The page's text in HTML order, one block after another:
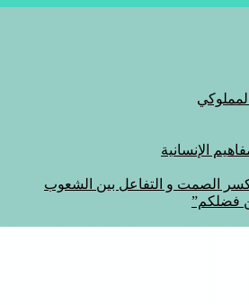
الإنسانية
كسر الصمت و التفاعل بين الشعوب
فضلكم”